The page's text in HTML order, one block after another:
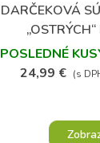
DARČEKOVÁ
POSLEDNÉ
24,99 € (s